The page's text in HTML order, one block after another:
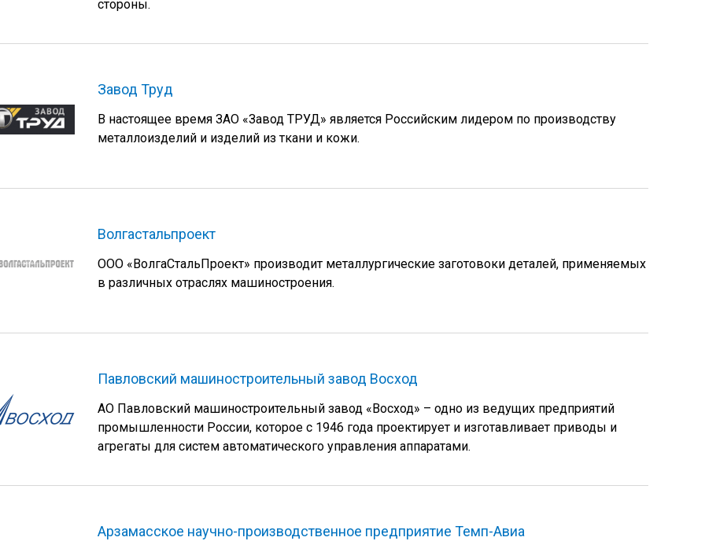
стороны.
Завод Труд
В настоящее время ЗАО «Завод ТРУД» является Российским лидером по производству
металлоизделий и изделий из ткани и кожи.
Волгастальпроект
ООО «ВолгаСтальПроект» производит металлургические заготовоки деталей, применяемых
в различных отраслях машиностроения.
Павловский машиностроительный завод Восход
АО Павловский машиностроительный завод «Восход» – одно из ведущих предприятий
промышленности России, которое с 1946 года проектирует и изготавливает приводы и
агрегаты для систем автоматического управления аппаратами.
Арзамасское научно-производственное предприятие Темп-Авиа